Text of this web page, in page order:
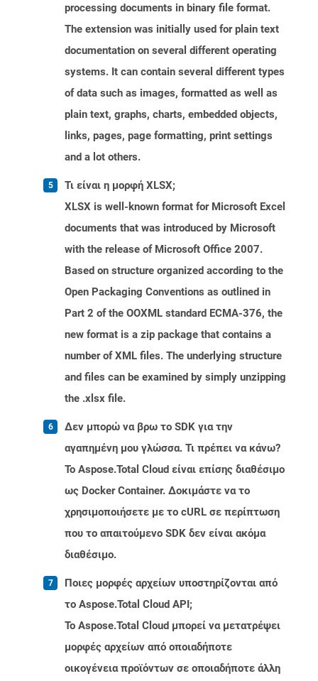
processing documents in binary file format.
The extension was initially used for plain text
documentation on several different operating
systems. It can contain several different types
of data such as images, formatted as well as
plain text, graphs, charts, embedded objects,
links, pages, page formatting, print settings
and a lot others.
Τι είναι η μορφή XLSX;
XLSX is well-known format for Microsoft Excel
documents that was introduced by Microsoft
with the release of Microsoft Office 2007.
Based on structure organized according to the
Open Packaging Conventions as outlined in
Part 2 of the OOXML standard ECMA-376, the
new format is a zip package that contains a
number of XML files. The underlying structure
and files can be examined by simply unzipping
the .xlsx file.
Δεν μπορώ να βρω το SDK για την
αγαπημένη μου γλώσσα. Τι πρέπει να κάνω?
Το Aspose.Total Cloud είναι επίσης διαθέσιμο
ως Docker Container. Δοκιμάστε να το
χρησιμοποιήσετε με το cURL σε περίπτωση
που το απαιτούμενο SDK δεν είναι ακόμα
διαθέσιμο.
Ποιες μορφές αρχείων υποστηρίζονται από
το Aspose.Total Cloud API;
Το Aspose.Total Cloud μπορεί να μετατρέψει
μορφές αρχείων από οποιαδήποτε
οικογένεια προϊόντων σε οποιαδήποτε άλλη